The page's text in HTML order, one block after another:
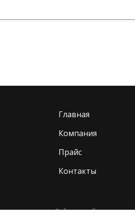
Главная
Компания
Прайс
Контакты
Сайт разработан в